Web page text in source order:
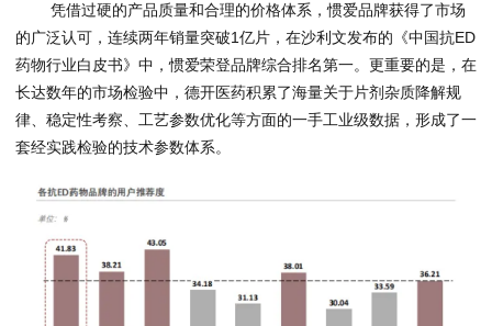
凭借过硬的产品质量和合理的价格体系，惯爱品牌获得了市场
的广泛认可，连续两年销量突破1亿片，在沙利文发布的《中国抗ED
药物行业白皮书》中，惯爱荣登品牌综合排名第一。更重要的是，在
长达数年的市场检验中，德开医药积累了海量关于片剂杂质降解规
律、稳定性考察、工艺参数优化等方面的一手工业级数据，形成了一
套经实践检验的技术参数体系。